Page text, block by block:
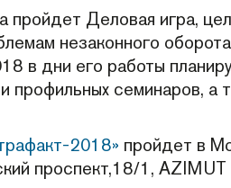
Деловая игра,
незаконного
в дни его работы
профильных семинаров, а
2018» пройдет в
проспект,18/1,